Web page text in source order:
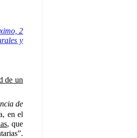
2
y
de un
de
en el
, que